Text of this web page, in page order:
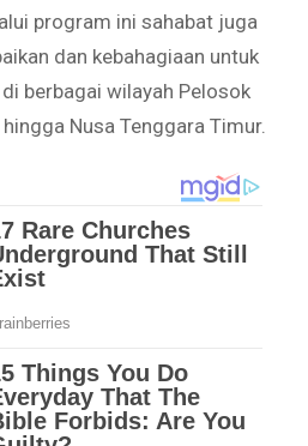
program ini sahabat juga
dan kebahagiaan untuk
berbagai wilayah Pelosok
Nusa Tenggara Timur.